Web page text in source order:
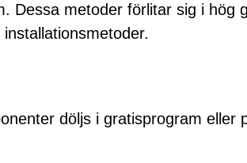
Dessa metoder förlitar sig i hög
döljs i gratisprogram eller